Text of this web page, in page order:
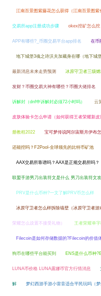
江南百景图紫藤花怎么获得（江南百景图紫
交易所app注册成功步骤 okex挖矿怎么
APP有哪些?_币圈交易平台app排名 在币
地下城堡3魂之诗沃夫加藏身在哪（地下城堡
最新消息未来走势预测 冰原守卫者三级
发财？币圈交易大神有哪些？币圈大佬排名
诉解封（dnf申诉解封必须72小时吗） 云
皮肤体验卡怎么申请（如何获得王者荣耀新皮
册教程2022 宝可梦传说阿尔宙斯月伊布
还能挖吗？F2Pool-全球领先的比特币矿池
AAX交易所靠谱吗？AAX是正规交易所吗？
联盟手游男刀出装符文是什么 男刀出装符文
PRV是什么币种?一文了解PRV币怎么样
冰原守卫者怎么样拆除墙壁（冰原守卫者游
荣耀怎么设置不接受礼物） 王者荣耀单
Filecoin是如何存储数据的?Filecoin的价值
狗币在哪些平台能买到 ENS是什么币种
LUNA币价格 LUNA露娜币官方行情消息
解 梦幻西游手游小雷音适合平民玩吗（